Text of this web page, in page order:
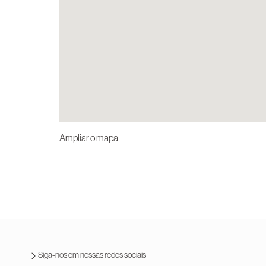
Ampliar o mapa
Siga-nos em nossas redes sociais